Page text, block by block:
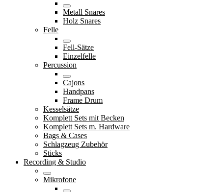
Metall Snares
Holz Snares
Felle
Fell-Sätze
Einzelfelle
Percussion
Cajons
Handpans
Frame Drum
Kesselsätze
Komplett Sets mit Becken
Komplett Sets m. Hardware
Bags & Cases
Schlagzeug Zubehör
Sticks
Recording & Studio
Mikrofone